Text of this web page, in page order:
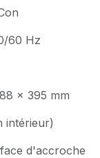
60 Hz
x 395 mm
intérieur)
d'accroche